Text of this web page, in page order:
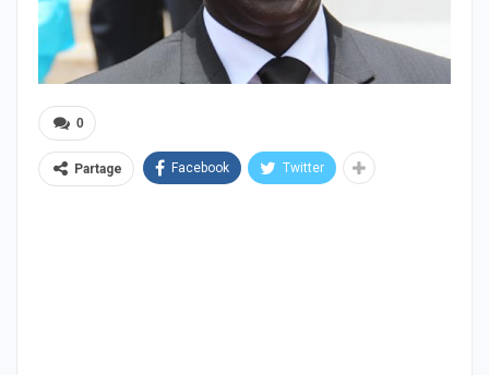
0
Partage Facebook Twitter